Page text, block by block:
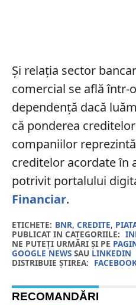
Și relația sector
comercial se află într-
dependență dacă
că ponderea
companiilor
creditelor acordate în
potrivit portalului
Financiar.
ETICHETE: BNR, CREDITE,
PUBLICAT IN CATEGORIILE:
NE PUTEȚI URMĂRI ȘI PE
GOOGLE NEWSSAU LINKEDIN
DISTRIBUIE ȘTIREA:
RECOMANDĂRI